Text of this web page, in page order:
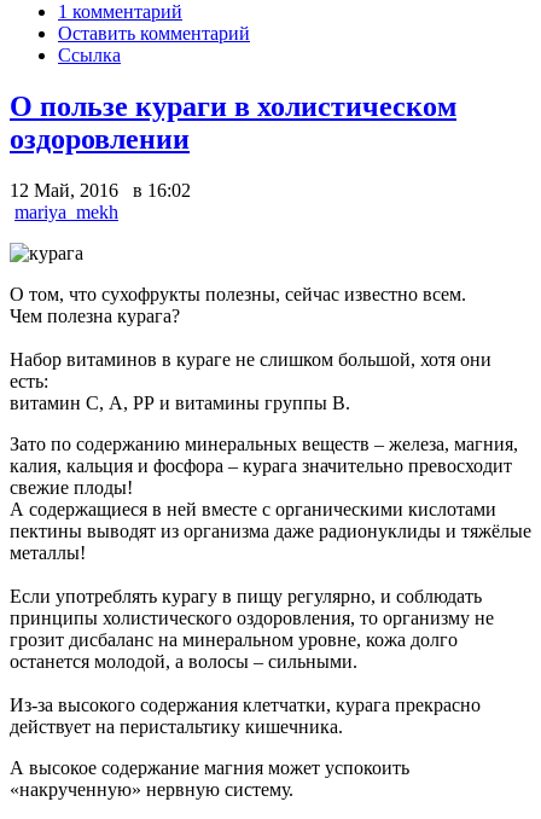
1 комментарий
Оставить комментарий
Ссылка
О пользе кураги в холистическом
оздоровлении
12 Май, 2016 в 16:02
mariya_mekh
О том, что сухофрукты полезны, сейчас известно всем.
Чем полезна курага?
Набор витаминов в кураге не слишком большой, хотя они
есть:
витамин С, А, РР и витамины группы В.
Зато по содержанию минеральных веществ – железа, магния,
калия, кальция и фосфора – курага значительно превосходит
свежие плоды!
А содержащиеся в ней вместе с органическими кислотами
пектины выводят из организма даже радионуклиды и тяжёлые
металлы!
Если употреблять курагу в пищу регулярно, и соблюдать
принципы холистического оздоровления, то организму не
грозит дисбаланс на минеральном уровне, кожа долго
останется молодой, а волосы – сильными.
Из-за высокого содержания клетчатки, курага прекрасно
действует на перистальтику кишечника.
А высокое содержание магния может успокоить
«накрученную» нервную систему.